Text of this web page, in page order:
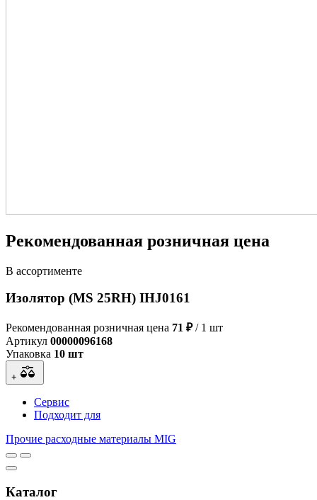
Рекомендованная розничная цена
В ассортименте
Изолятор (MS 25RH) IHJ0161
Рекомендованная розничная цена 71 ₽/ 1 шт
Артикул 00000096168
Упаковка 10 шт
+
Сервис
Подходит для
Прочие расходные материалы MIG
Каталог